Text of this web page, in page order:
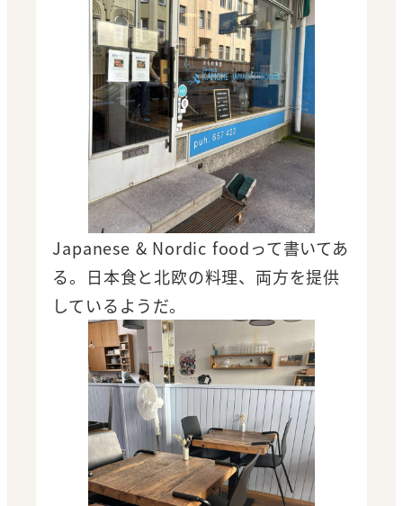
Japanese & Nordic foodって書いてあ
る。日本食と北欧の料理、両方を提供
しているようだ。